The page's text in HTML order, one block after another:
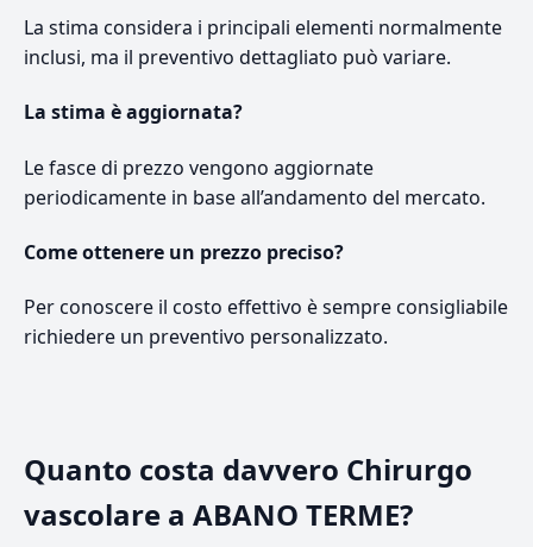
La stima considera i principali elementi normalmente
inclusi, ma il preventivo dettagliato può variare.
La stima è aggiornata?
Le fasce di prezzo vengono aggiornate
periodicamente in base all’andamento del mercato.
Come ottenere un prezzo preciso?
Per conoscere il costo effettivo è sempre consigliabile
richiedere un preventivo personalizzato.
Quanto costa davvero Chirurgo
vascolare a ABANO TERME?